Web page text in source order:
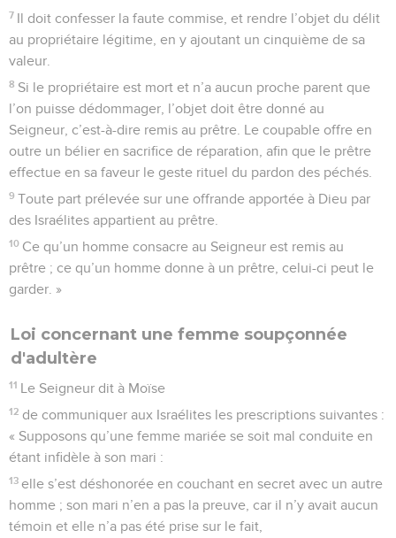
7 Il doit confesser la faute commise, et rendre l’objet du délit
au propriétaire légitime, en y ajoutant un cinquième de sa
valeur.
8 Si le propriétaire est mort et n’a aucun proche parent que
l’on puisse dédommager, l’objet doit être donné au
Seigneur, c’est-à-dire remis au prêtre. Le coupable offre en
outre un bélier en sacrifice de réparation, afin que le prêtre
effectue en sa faveur le geste rituel du pardon des péchés.
9 Toute part prélevée sur une offrande apportée à Dieu par
des Israélites appartient au prêtre.
10 Ce qu’un homme consacre au Seigneur est remis au
prêtre ; ce qu’un homme donne à un prêtre, celui-ci peut le
garder. »
Loi concernant une femme soupçonnée
d'adultère
11 Le Seigneur dit à Moïse
12 de communiquer aux Israélites les prescriptions suivantes :
« Supposons qu’une femme mariée se soit mal conduite en
étant infidèle à son mari :
13 elle s’est déshonorée en couchant en secret avec un autre
homme ; son mari n’en a pas la preuve, car il n’y avait aucun
témoin et elle n’a pas été prise sur le fait,